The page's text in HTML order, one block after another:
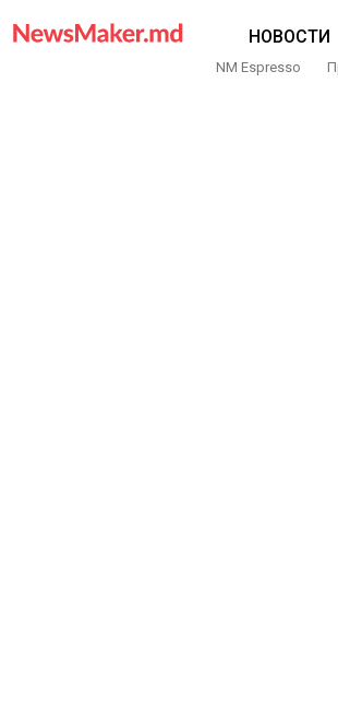
НОВОСТИ
NM Espresso